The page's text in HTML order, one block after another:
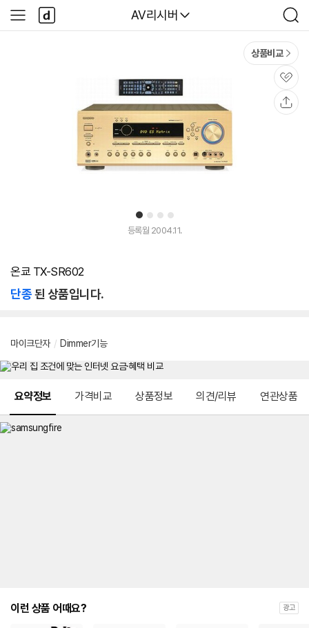
다나와
AV리시버
검
색
사
이
다
나
와
1 2 3 4
상품비교
관
심
등록월 2004.11.
온쿄 TX-SR602
단종된 상품입니다.
마이크단자 / Dimmer기능
요약정보 가격비교 상품정보 의견/리뷰 연관상품
이런 상품 어때요? 광고